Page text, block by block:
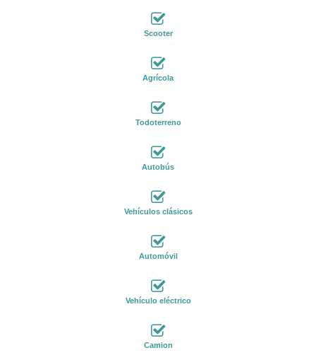
Scooter
Agrícola
Todoterreno
Autobús
Vehículos clásicos
Automóvil
Vehículo eléctrico
Camion